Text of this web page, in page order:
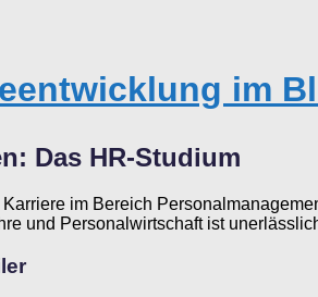
im
Das HR-Studium
im Bereich
und Personalwirtschaft ist